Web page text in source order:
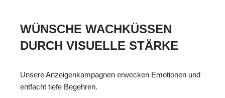
WÜNSCHE WACHKÜSSEN
DURCH VISUELLE STÄRKE
Unsere Anzeigenkampagnen erwecken Emotionen und
entfacht tiefe Begehren.